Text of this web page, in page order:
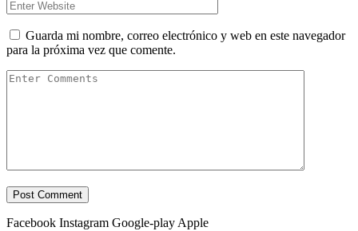
Guarda mi nombre, correo electrónico y web en este navegador
para la próxima vez que comente.
Facebook Instagram Google-play Apple